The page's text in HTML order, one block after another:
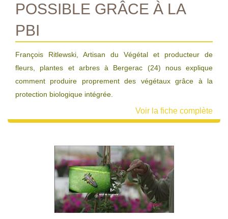
POSSIBLE GRÂCE À LA
PBI
François Ritlewski, Artisan du Végétal et producteur de
fleurs, plantes et arbres à Bergerac (24) nous explique
comment produire proprement des végétaux grâce à la
protection biologique intégrée.
Voir la fiche complète